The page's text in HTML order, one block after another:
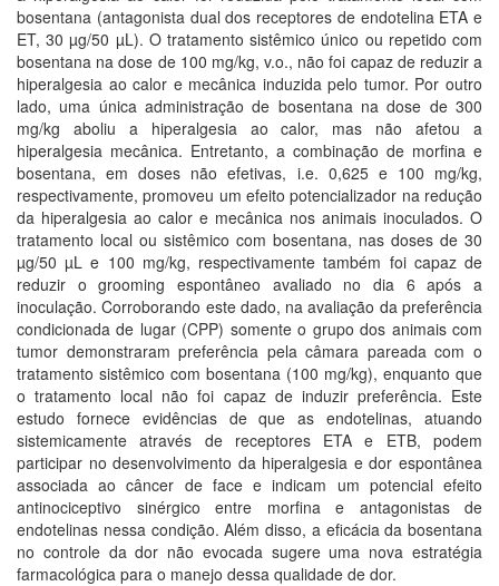
bosentana (antagonista dual dos receptores de endotelina ETA e
ET, 30 µg/50 µL). O tratamento sistêmico único ou repetido com
bosentana na dose de 100 mg/kg, v.o., não foi capaz de reduzir a
hiperalgesia ao calor e mecânica induzida pelo tumor. Por outro
lado, uma única administração de bosentana na dose de 300
mg/kg aboliu a hiperalgesia ao calor, mas não afetou a
hiperalgesia mecânica. Entretanto, a combinação de morfina e
bosentana, em doses não efetivas, i.e. 0,625 e 100 mg/kg,
respectivamente, promoveu um efeito potencializador na redução
da hiperalgesia ao calor e mecânica nos animais inoculados. O
tratamento local ou sistêmico com bosentana, nas doses de 30
µg/50 µL e 100 mg/kg, respectivamente também foi capaz de
reduzir o grooming espontâneo avaliado no dia 6 após a
inoculação. Corroborando este dado, na avaliação da preferência
condicionada de lugar (CPP) somente o grupo dos animais com
tumor demonstraram preferência pela câmara pareada com o
tratamento sistêmico com bosentana (100 mg/kg), enquanto que
o tratamento local não foi capaz de induzir preferência. Este
estudo fornece evidências de que as endotelinas, atuando
sistemicamente através de receptores ETA e ETB, podem
participar no desenvolvimento da hiperalgesia e dor espontânea
associada ao câncer de face e indicam um potencial efeito
antinociceptivo sinérgico entre morfina e antagonistas de
endotelinas nessa condição. Além disso, a eficácia da bosentana
no controle da dor não evocada sugere uma nova estratégia
farmacológica para o manejo dessa qualidade de dor.